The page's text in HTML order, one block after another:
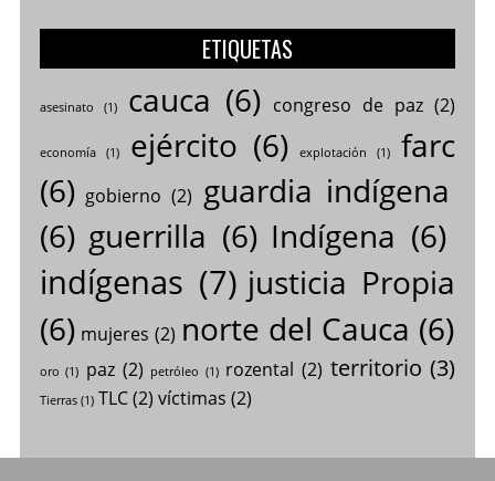
ETIQUETAS
asesinato (1) cauca (6) congreso de paz(2)
economía(1) ejército (6) explotación (1)
farc
(6) gobierno (2) guardia indígena
(6) guerrilla (6) Indígena (6)
indígenas (7) justicia Propia
(6) mujeres (2) norte del Cauca (6)
oro (1) paz (2) petróleo (1) rozental (2) territorio (3)
Tierras(1) TLC(2) víctimas (2)